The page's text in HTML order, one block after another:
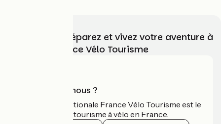
Choisissez, préparez et vivez votre aventure à
vélo avec France Vélo Tourisme
Qui sommes-nous ?
L'association nationale France Vélo Tourisme est le
guide officiel du tourisme à vélo en France.